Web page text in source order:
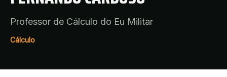
Professor de Cálculo do Eu Militar
Cálculo